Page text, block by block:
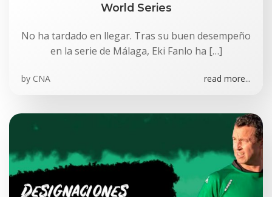
World Series
No ha tardado en llegar. Tras su buen desempeño
en la serie de Málaga, Eki Fanlo ha […]
by CNA read more...